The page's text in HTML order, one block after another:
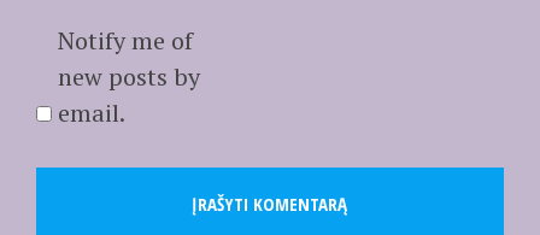
Notify me of
new posts by
email.